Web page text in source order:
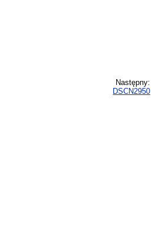
Następny:
DSCN2950